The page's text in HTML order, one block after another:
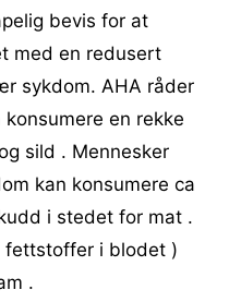
bevis for at
med en redusert
sykdom. AHA råder
en rekke
sild . Mennesker
kan konsumere ca
i stedet for mat .
fettstoffer i blodet )
.